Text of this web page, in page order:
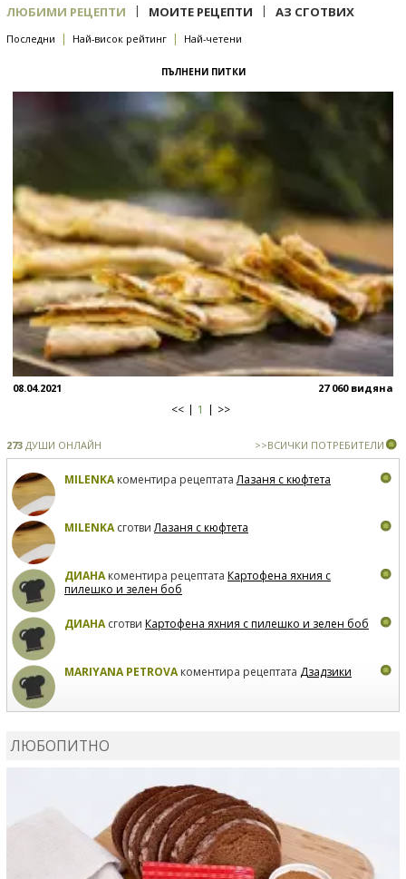
ЛЮБИМИ РЕЦЕПТИ | МОИТЕ РЕЦЕПТИ | АЗ СГОТВИХ
Последни | Най-висок рейтинг | Най-четени
ПЪЛНЕНИ ПИТКИ
08.04.2021 27 060 видяна
<< 1 >>
273 ДУШИ ОНЛАЙН >>ВСИЧКИ ПОТРЕБИТЕЛИ
MILENKAкоментира рецептатаЛазаня с кюфтета
MILENKAсготвиЛазаня с кюфтета
ДИАНАкоментира рецептата Картофена яхния с
пилешко и зелен боб
ДИАНАсготви Картофена яхния с пилешко и зелен боб
MARIYANA PETROVAкоментира рецептата Дзадзики
ЛЮБОПИТНО